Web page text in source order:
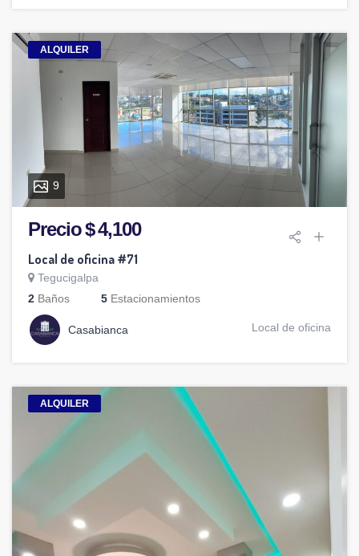
ALQUILER
9
Precio $ 4,100
Local de oficina #71
Tegucigalpa
2 Baños 5 Estacionamientos
Casabianca Local de oficina
ALQUILER